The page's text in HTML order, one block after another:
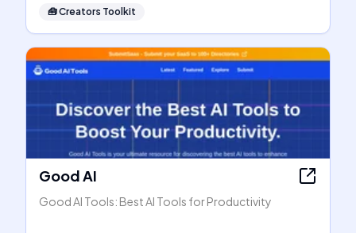
🧰Creators Toolkit
Good AI
Good AI Tools: Best AI Tools for Productivity